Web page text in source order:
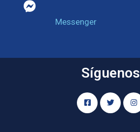
Messenger
Síguenos